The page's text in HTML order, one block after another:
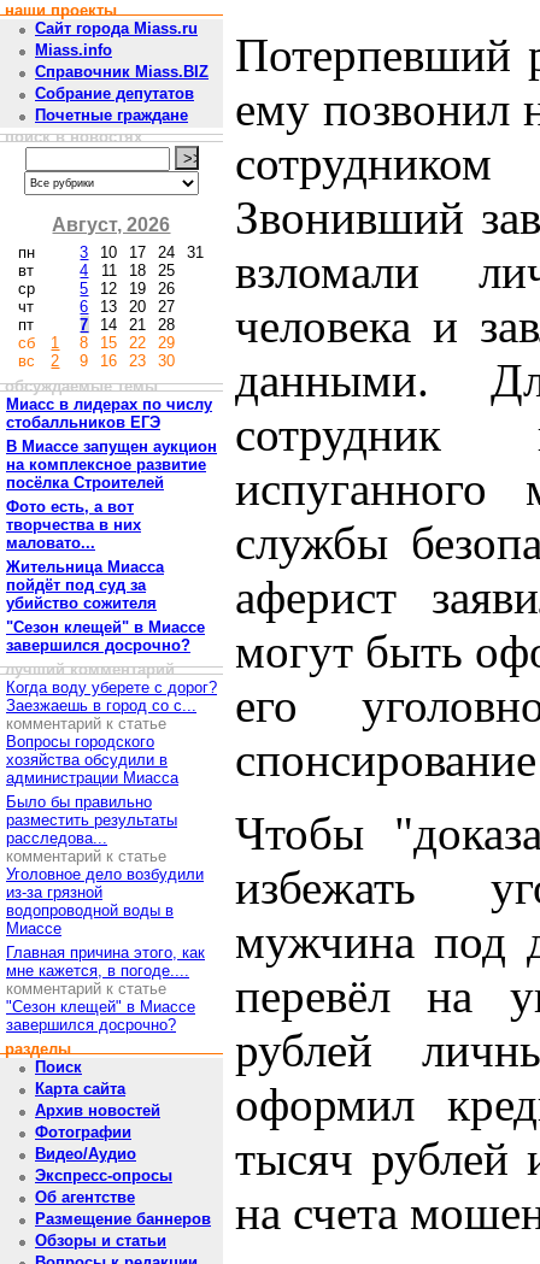
наши проекты
Сайт города Miass.ru
Miass.info
Справочник Miass.BIZ
Собрание депутатов
Почетные граждане
поиск в новостях
Август, 2026
пн
вт
ср
чт
пт
сб
вс
1
2
3
4
5
6
7
8
9
10
11
12
13
14
15
16
17
18
19
20
21
22
23
24
25
26
27
28
29
30
31
обсуждаемые темы
Миасс в лидерах по числу
стобалльников ЕГЭ
В Миассе запущен аукцион
на комплексное развитие
посёлка Строителей
Фото есть, а вот
творчества в них
маловато...
Жительница Миасса
пойдёт под суд за
убийство сожителя
"Сезон клещей" в Миассе
завершился досрочно?
лучший комментарий
Когда воду уберете с дорог?
Заезжаешь в город со с...
комментарий к статье
Вопросы городского
хозяйства обсудили в
администрации Миасса
Было бы правильно
разместить результаты
расследова...
комментарий к статье
Уголовное дело возбудили
из-за грязной
водопроводной воды в
Миассе
Главная причина этого, как
мне кажется, в погоде....
комментарий к статье
"Сезон клещей" в Миассе
завершился досрочно?
разделы
Поиск
Карта сайта
Архив новостей
Фотографии
Видео/Аудио
Экспресс-опросы
Об агентстве
Размещение баннеров
Обзоры и статьи
Потерпевший
ему позвонил
Звонивший
взломали
человека и
данными.
сотрудник
испуганного
службы
аферист
могут быть
его
Чтобы
избежать
мужчина под
перевёл на
рублей
оформил
тысяч рублей
на счета